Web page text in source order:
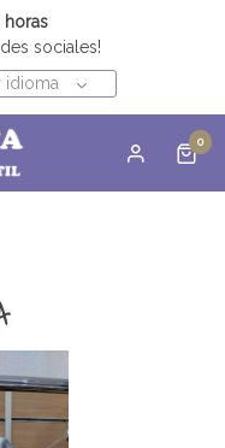
horas
sociales!
idioma
0